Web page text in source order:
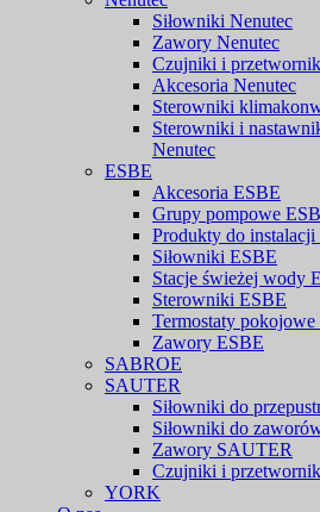
Siłowniki Nenutec
Zawory Nenutec
Czujniki i
Akcesoria Nenutec
Sterowniki
Sterowniki i
Nenutec
ESBE
Akcesoria ESBE
Grupy pompowe
Produkty do instalacji
Siłowniki ESBE
Stacje świeżej wody
Sterowniki ESBE
Termostaty pokojowe
Zawory ESBE
SABROE
SAUTER
Siłowniki do
Siłowniki do
Zawory SAUTER
Czujniki i
YORK